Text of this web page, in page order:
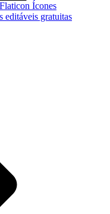
Flaticon Ícones
editáveis gratuitas